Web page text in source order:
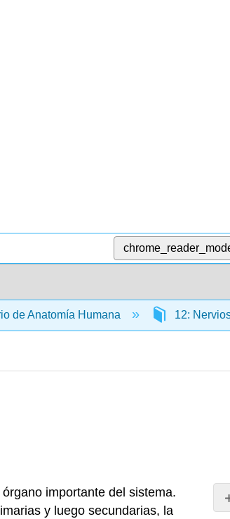
de Anatomía Humana 12:
importante del sistema.
y luego secundarias, la